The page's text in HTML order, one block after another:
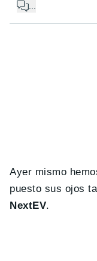
Ayer mismo
puesto sus ojos
NextEV.